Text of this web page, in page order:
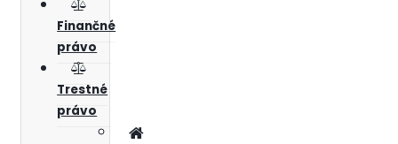
Finančné
právo
Trestné
právo